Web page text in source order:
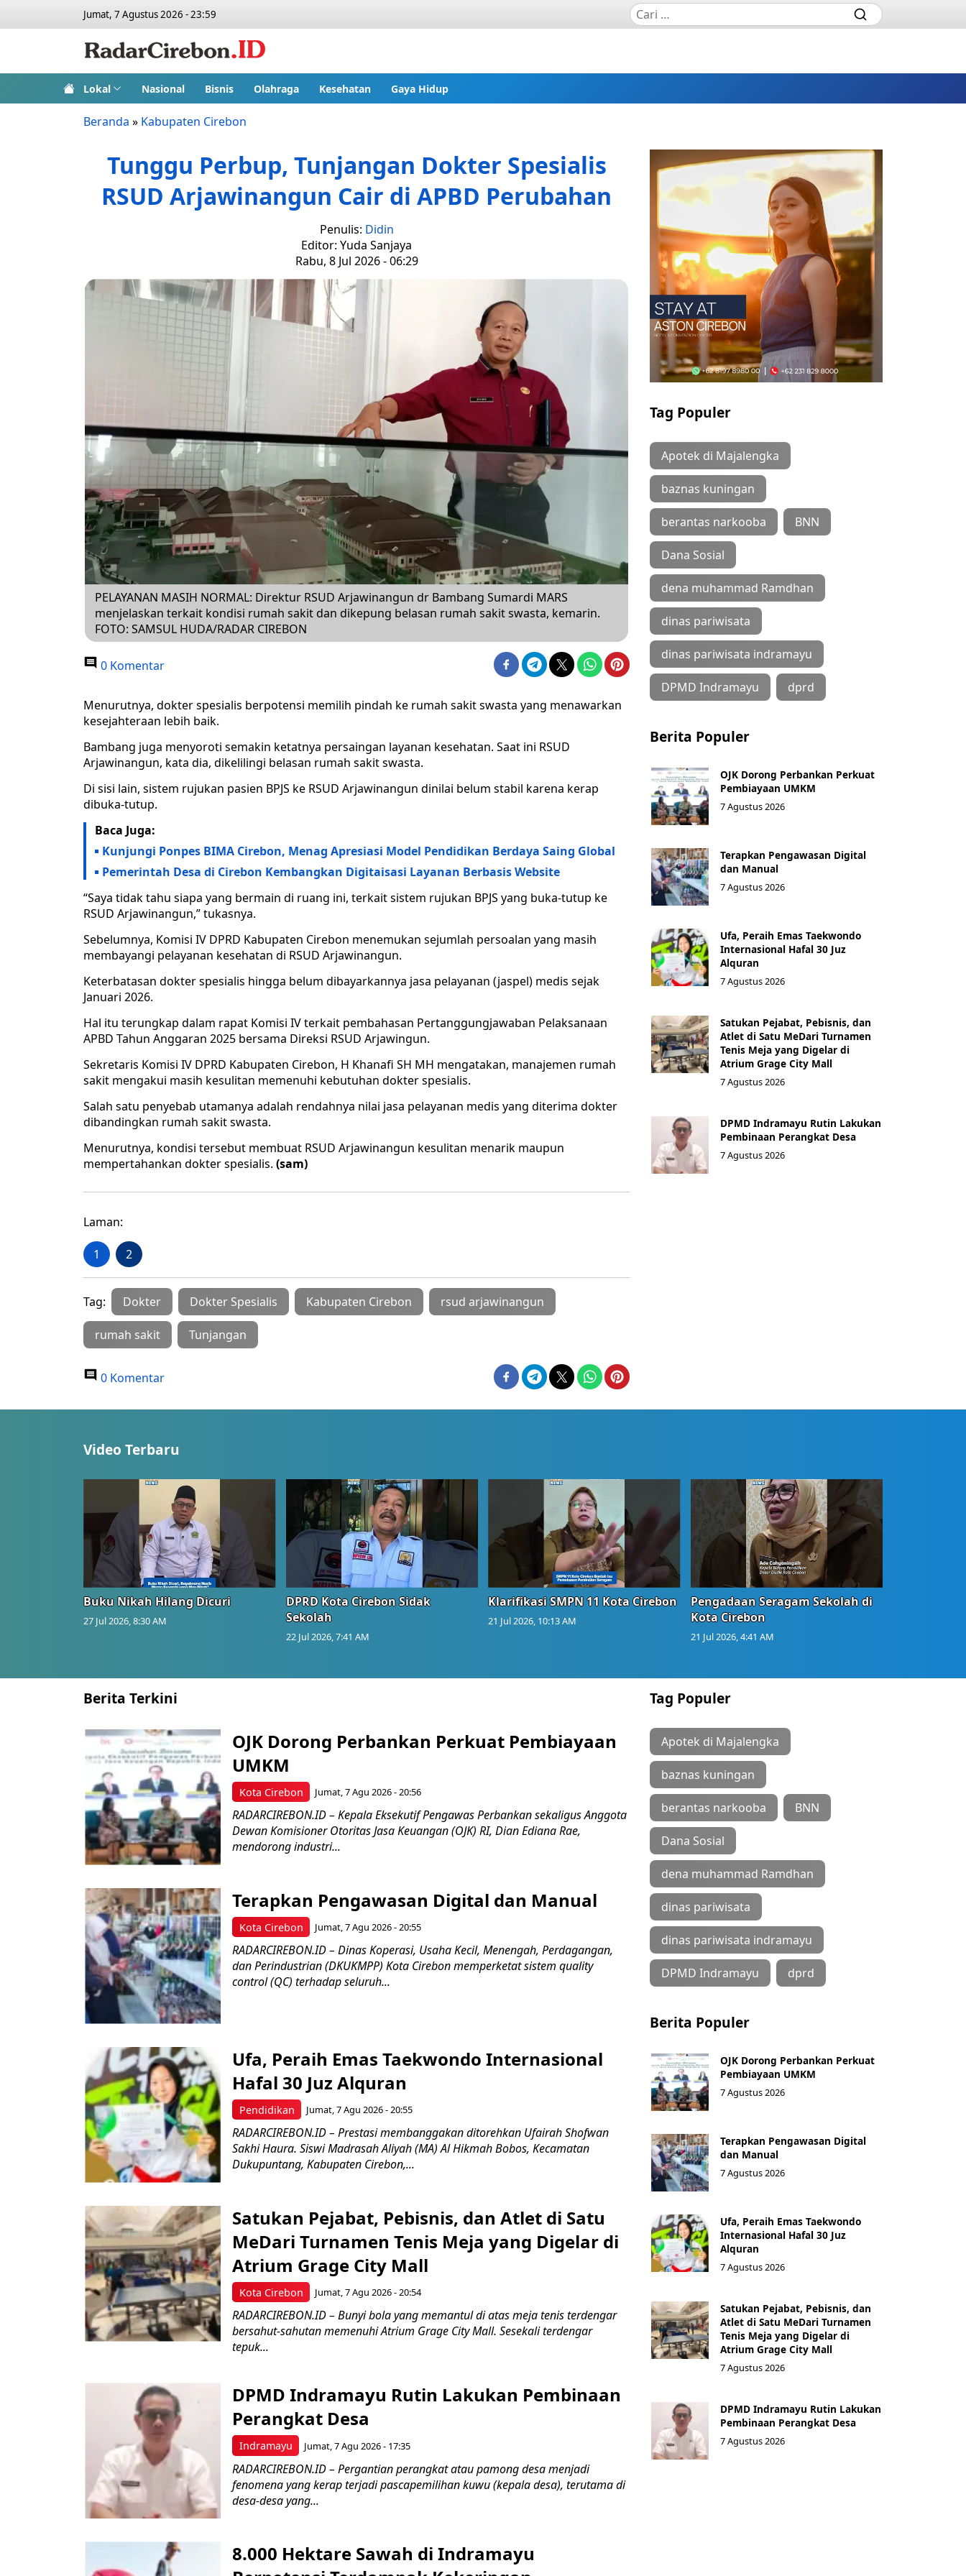
Jumat, 7 Agustus 2026 - 23:59
Lokal Nasional Bisnis Olahraga Kesehatan Gaya Hidup
Beranda » Kabupaten Cirebon
Tunggu Perbup, Tunjangan Dokter Spesialis
RSUD Arjawinangun Cair di APBD Perubahan
Penulis: Didin
Editor: Yuda Sanjaya
Rabu, 8 Jul 2026 - 06:29
PELAYANAN MASIH NORMAL: Direktur RSUD Arjawinangun dr Bambang Sumardi MARS
menjelaskan terkait kondisi rumah sakit dan dikepung belasan rumah sakit swasta, kemarin.
FOTO: SAMSUL HUDA/RADAR CIREBON
0 Komentar
Menurutnya, dokter spesialis berpotensi memilih pindah ke rumah sakit swasta yang menawarkan
kesejahteraan lebih baik.
Bambang juga menyoroti semakin ketatnya persaingan layanan kesehatan. Saat ini RSUD
Arjawinangun, kata dia, dikelilingi belasan rumah sakit swasta.
Di sisi lain, sistem rujukan pasien BPJS ke RSUD Arjawinangun dinilai belum stabil karena kerap
dibuka-tutup.
Baca Juga:
Kunjungi Ponpes BIMA Cirebon, Menag Apresiasi Model Pendidikan Berdaya Saing Global
Pemerintah Desa di Cirebon Kembangkan Digitaisasi Layanan Berbasis Website
“Saya tidak tahu siapa yang bermain di ruang ini, terkait sistem rujukan BPJS yang buka-tutup ke
RSUD Arjawinangun,” tukasnya.
Sebelumnya, Komisi IV DPRD Kabupaten Cirebon menemukan sejumlah persoalan yang masih
membayangi pelayanan kesehatan di RSUD Arjawinangun.
Keterbatasan dokter spesialis hingga belum dibayarkannya jasa pelayanan (jaspel) medis sejak
Januari 2026.
Hal itu terungkap dalam rapat Komisi IV terkait pembahasan Pertanggungjawaban Pelaksanaan
APBD Tahun Anggaran 2025 bersama Direksi RSUD Arjawingun.
Sekretaris Komisi IV DPRD Kabupaten Cirebon, H Khanafi SH MH mengatakan, manajemen rumah
sakit mengakui masih kesulitan memenuhi kebutuhan dokter spesialis.
Salah satu penyebab utamanya adalah rendahnya nilai jasa pelayanan medis yang diterima dokter
dibandingkan rumah sakit swasta.
Menurutnya, kondisi tersebut membuat RSUD Arjawinangun kesulitan menarik maupun
mempertahankan dokter spesialis. (sam)
Laman:
1 2
Tag: Dokter Dokter Spesialis Kabupaten Cirebon rsud arjawinangun
rumah sakit Tunjangan
0 Komentar
Tag Populer
Apotek di Majalengka
baznas kuningan
berantas narkooba BNN
Dana Sosial
dena muhammad Ramdhan
dinas pariwisata
dinas pariwisata indramayu
DPMD Indramayu dprd
Berita Populer
OJK Dorong Perbankan Perkuat
Pembiayaan UMKM
7 Agustus 2026
Terapkan Pengawasan Digital
dan Manual
7 Agustus 2026
Ufa, Peraih Emas Taekwondo
Internasional Hafal 30 Juz
Alquran
7 Agustus 2026
Satukan Pejabat, Pebisnis, dan
Atlet di Satu MeDari Turnamen
Tenis Meja yang Digelar di
Atrium Grage City Mall
7 Agustus 2026
DPMD Indramayu Rutin Lakukan
Pembinaan Perangkat Desa
7 Agustus 2026
Video Terbaru
Buku Nikah Hilang Dicuri
27 Jul 2026, 8:30 AM
DPRD Kota Cirebon Sidak
Sekolah
22 Jul 2026, 7:41 AM
Klarifikasi SMPN 11 Kota Cirebon
21 Jul 2026, 10:13 AM
Pengadaan Seragam Sekolah di
Kota Cirebon
21 Jul 2026, 4:41 AM
Berita Terkini
Kota Cirebon
OJK Dorong Perbankan Perkuat Pembiayaan
UMKM
Jumat, 7 Agu 2026 - 20:56
RADARCIREBON.ID – Kepala Eksekutif Pengawas Perbankan sekaligus Anggota
Dewan Komisioner Otoritas Jasa Keuangan (OJK) RI, Dian Ediana Rae,
mendorong industri...
Kota Cirebon
Terapkan Pengawasan Digital dan Manual
Jumat, 7 Agu 2026 - 20:55
RADARCIREBON.ID – Dinas Koperasi, Usaha Kecil, Menengah, Perdagangan,
dan Perindustrian (DKUKMPP) Kota Cirebon memperketat sistem quality
control (QC) terhadap seluruh...
Pendidikan
Ufa, Peraih Emas Taekwondo Internasional
Hafal 30 Juz Alquran
Jumat, 7 Agu 2026 - 20:55
RADARCIREBON.ID – Prestasi membanggakan ditorehkan Ufairah Shofwan
Sakhi Haura. Siswi Madrasah Aliyah (MA) Al Hikmah Bobos, Kecamatan
Dukupuntang, Kabupaten Cirebon,...
Kota Cirebon
Satukan Pejabat, Pebisnis, dan Atlet di Satu
MeDari Turnamen Tenis Meja yang Digelar di
Atrium Grage City Mall
Jumat, 7 Agu 2026 - 20:54
RADARCIREBON.ID – Bunyi bola yang memantul di atas meja tenis terdengar
bersahut-sahutan memenuhi Atrium Grage City Mall. Sesekali terdengar
tepuk...
Indramayu
DPMD Indramayu Rutin Lakukan Pembinaan
Perangkat Desa
Jumat, 7 Agu 2026 - 17:35
RADARCIREBON.ID – Pergantian perangkat atau pamong desa menjadi
fenomena yang kerap terjadi pascapemilihan kuwu (kepala desa), terutama di
desa-desa yang...
8.000 Hektare Sawah di Indramayu
Tag Populer
Apotek di Majalengka
baznas kuningan
berantas narkooba BNN
Dana Sosial
dena muhammad Ramdhan
dinas pariwisata
dinas pariwisata indramayu
DPMD Indramayu dprd
Berita Populer
OJK Dorong Perbankan Perkuat
Pembiayaan UMKM
7 Agustus 2026
Terapkan Pengawasan Digital
dan Manual
7 Agustus 2026
Ufa, Peraih Emas Taekwondo
Internasional Hafal 30 Juz
Alquran
7 Agustus 2026
Satukan Pejabat, Pebisnis, dan
Atlet di Satu MeDari Turnamen
Tenis Meja yang Digelar di
Atrium Grage City Mall
7 Agustus 2026
DPMD Indramayu Rutin Lakukan
Pembinaan Perangkat Desa
7 Agustus 2026